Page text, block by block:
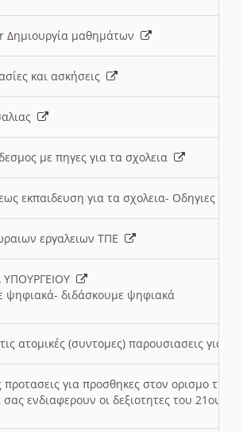
Δημιουργία μαθημάτων
και ασκήσεις
με πηγες για τα σχολεια
εκπαιδευση για τα σχολεια- Οδηγιες
εργαλειων ΤΠΕ
ψηφιακά- διδάσκουμε ψηφιακά
ατομικές (συντομες) παρουσιασεις για
προτασεις για προσθηκες στον ορισμο
ενδιαφερουν οι δεξιοτητες του 21ου